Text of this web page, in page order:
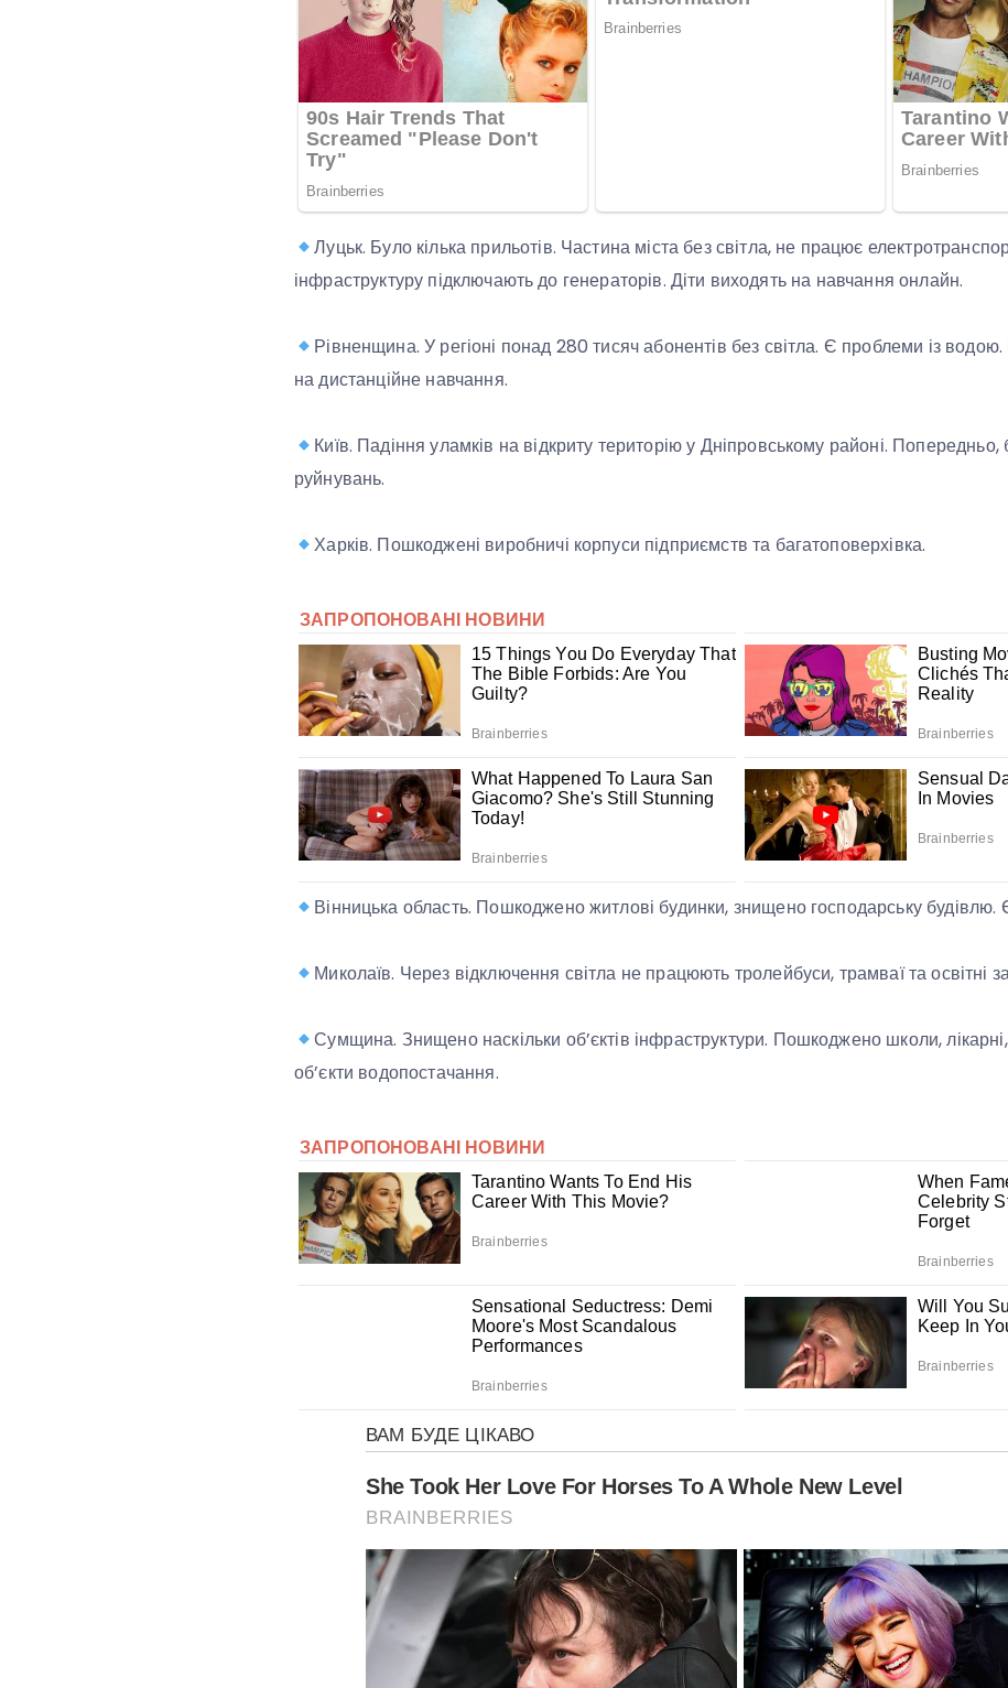
Луцьк. Було кілька прильотів. Частина міста без світла, не працює
інфраструктуру підключають до генераторів. Діти виходять на навчання онлайн.
Рівненщина. У регіоні понад 280 тисяч абонентів без світла. Є проблеми із
на дистанційне навчання.
Київ. Падіння уламків на відкриту територію у Дніпровському районі. Попередньо,
руйнувань.
Харків. Пошкоджені виробничі корпуси підприємств та багатоповерхівка.
Вінницька область. Пошкоджено житлові будинки, знищено господарську будівлю.
Миколаїв. Через відключення світла не працюють тролейбуси, трамваї та освітні
Сумщина. Знищено наскільки об’єктів інфраструктури. Пошкоджено школи,
об’єкти водопостачання.